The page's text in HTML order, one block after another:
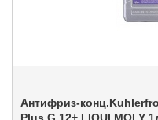
Антифриз-